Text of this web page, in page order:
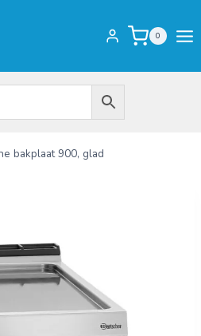
0
bakplaat 900, glad